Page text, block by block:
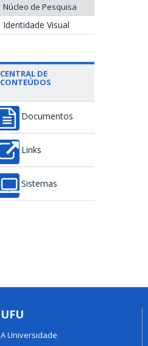
Núcleo de Pesquisa
Identidade Visual
CENTRAL DE
CONTEÚDOS
Documentos
Links
Sistemas
UFU
A Universidade